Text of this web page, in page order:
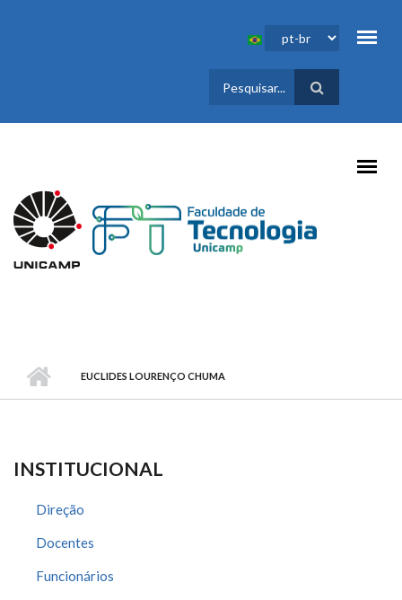
FORMULÁRIO
DE BUSCA
EUCLIDES LOURENÇO CHUMA
INSTITUCIONAL
Direção
Docentes
Funcionários